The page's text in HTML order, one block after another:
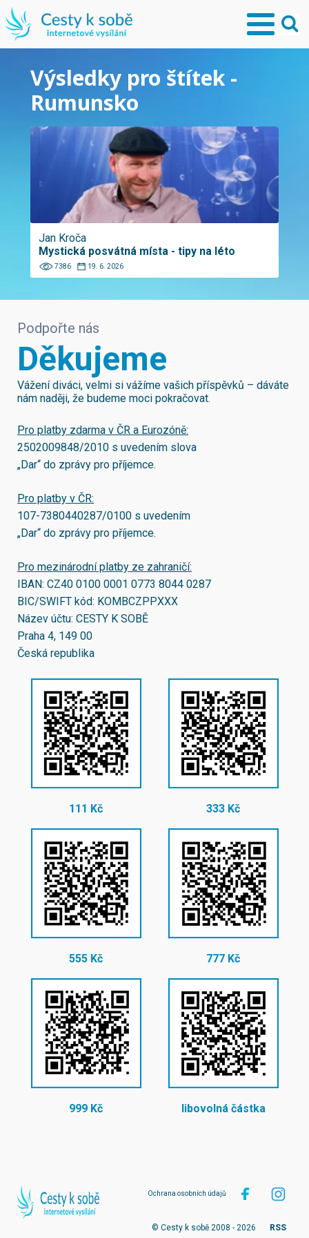
Výsledky pro štítek -
Rumunsko
Jan Kroča
Mystická posvátná místa - tipy na léto
7386 19. 6. 2026
Podpořte nás
Děkujeme
Vážení diváci, velmi si vážíme vašich příspěvků – dáváte
nám naději, že budeme moci pokračovat.
Pro platby zdarma v ČR a Eurozóně:
2502009848/2010 s uvedením slova
„Dar“ do zprávy pro příjemce.
Pro platby v ČR:
107-7380440287/0100 s uvedením
„Dar“ do zprávy pro příjemce.
Pro mezinárodní platby ze zahraničí:
IBAN: CZ40 0100 0001 0773 8044 0287
BIC/SWIFT kód: KOMBCZPPXXX
Název účtu: CESTY K SOBĚ
Praha 4, 149 00
Česká republika
111 Kč 333 Kč
555 Kč 777 Kč
999 Kč libovolná částka
Ochrana osobních údajů
© Cesty k sobě 2008 - 2026 RSS